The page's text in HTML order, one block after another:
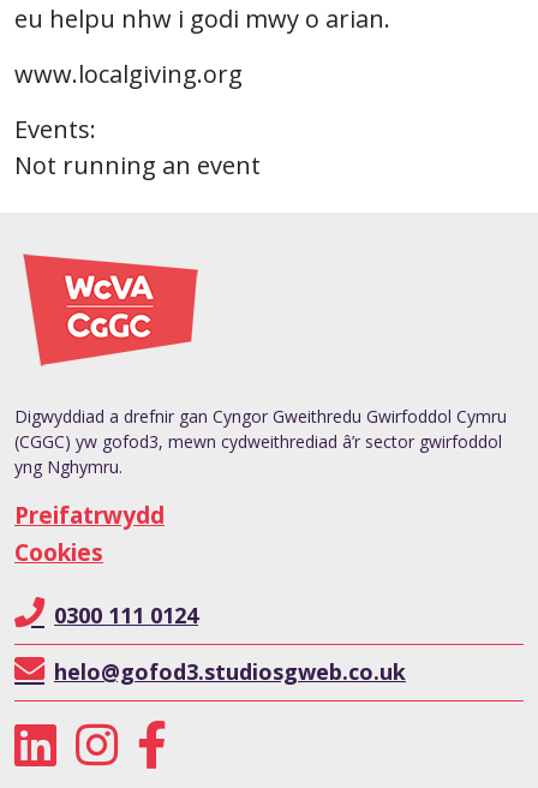
eu helpu nhw i godi mwy o arian.
www.localgiving.org
Events:
Not running an event
Digwyddiad a drefnir gan Cyngor Gweithredu Gwirfoddol Cymru
(CGGC) yw gofod3, mewn cydweithrediad â’r sector gwirfoddol
yng Nghymru.
Preifatrwydd
Cookies
0300 111 0124
helo@gofod3.studiosgweb.co.uk